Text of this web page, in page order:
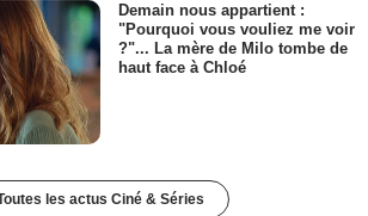
Demain nous appartient :
"Pourquoi vous vouliez me voir
?"... La mère de Milo tombe de
haut face à Chloé
les actus Ciné & Séries